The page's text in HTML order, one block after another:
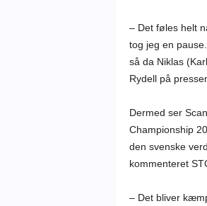
– Det føles helt
tog jeg en
så da Niklas
Rydell på
Dermed ser
Championship
den svenske
kommenteret
– Det bliver